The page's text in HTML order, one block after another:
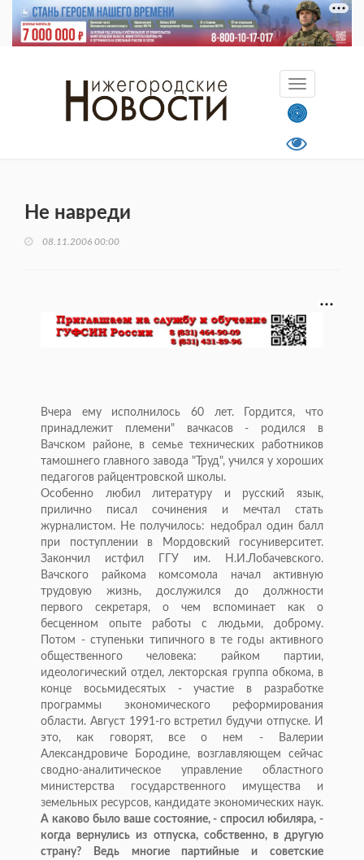
Не навреди
08.11.2006 00:00
Вчера ему исполнилось 60 лет. Гордится, что
принадлежит племени" вачкасов - родился в
Вачском районе, в семье технических работников
тамошнего главного завода "Труд", учился у хороших
педагогов райцентровской школы.
Особенно любил литературу и русский язык,
прилично писал сочинения и мечтал стать
журналистом. Не получилось: недобрал один балл
при поступлении в Мордовский госуниверситет.
Закончил истфил ГГУ им. Н.И.Лобачевского.
Вачского райкома комсомола начал активную
трудовую жизнь, дослужился до должности
первого секретаря, о чем вспоминает как о
бесценном опыте работы с людьми, доброму.
Потом - ступеньки типичного в те годы активного
общественного человека: райком партии,
идеологический отдел, лекторская группа обкома, в
конце восьмидесятых - участие в разработке
программы экономического реформирования
области. Август 1991-го встретил будучи отпуске. И
это, как говорят, все о нем - Валерии
Александровиче Бородине, возглавляющем сейчас
сводно-аналитическое управление областного
министерства государственного имущества и
земельных ресурсов, кандидате экономических наук.
А каково было ваше состояние, - спросил юбиляра, -
когда вернулись из отпуска, собственно, в другую
страну? Ведь многие партийные и советские